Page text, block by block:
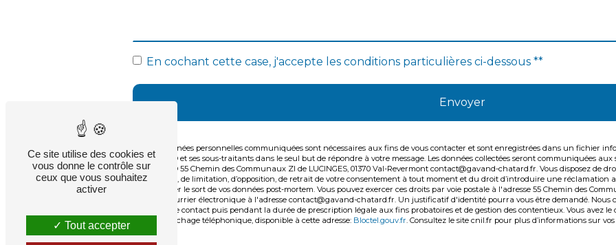
En cochant cette case, j'accepte les conditions particulières ci-dessous **
Envoyer
** Les données personnelles communiquées sont nécessaires aux fins de vous contacter et sont enregistrées dans un fichier
CHATARD et ses sous-traitants dans le seul but de répondre à votre message. Les données collectées seront communiquées
CHATARD 55 Chemin des Communaux ZI de LUCINGES, 01370 Val-Revermont contact@gavand-chatard.fr. Vous disposez de
portabilité, de limitation, d’opposition, de retrait de votre consentement à tout moment et du droit d’introduire une réclamation
d’organiser le sort de vos données post-mortem. Vous pouvez exercer ces droits par voie postale à l'adresse 55 Chemin des
ou par courrier électronique à l'adresse contact@gavand-chatard.fr. Un justificatif d'identité pourra vous être demandé. Nous
de prise de contact puis pendant la durée de prescription légale aux fins probatoires et de gestion des contentieux. Vous avez
au démarchage téléphonique, disponible à cette adresse:
Bloctel.gouv.fr . Consultez le site cnil.fr pour plus d’informations sur
Ce site utilise des cookies et
vous donne le contrôle sur
ceux que vous souhaitez
activer
Tout accepter